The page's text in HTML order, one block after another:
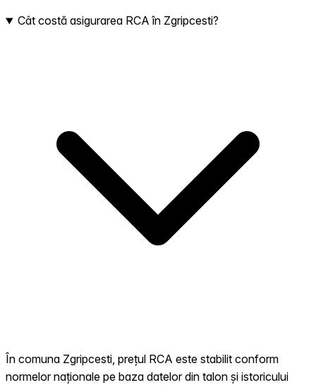
Cât costă asigurarea RCA în Zgripcesti?
În comuna Zgripcesti, prețul RCA este stabilit conform
normelor naționale pe baza datelor din talon și istoricului